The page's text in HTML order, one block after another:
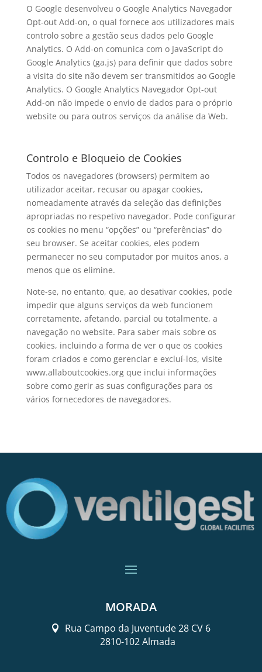
O Google desenvolveu o Google Analytics Navegador
Opt-out Add-on, o qual fornece aos utilizadores mais
controlo sobre a gestão seus dados pelo Google
Analytics. O Add-on comunica com o JavaScript do
Google Analytics (ga.js) para definir que dados sobre
a visita do site não devem ser transmitidos ao Google
Analytics. O Google Analytics Navegador Opt-out
Add-on não impede o envio de dados para o próprio
website ou para outros serviços da análise da Web.
Controlo e Bloqueio de Cookies
Todos os navegadores (browsers) permitem ao
utilizador aceitar, recusar ou apagar cookies,
nomeadamente através da seleção das definições
apropriadas no respetivo navegador. Pode configurar
os cookies no menu “opções” ou “preferências” do
seu browser. Se aceitar cookies, eles podem
permanecer no seu computador por muitos anos, a
menos que os elimine.
Note-se, no entanto, que, ao desativar cookies, pode
impedir que alguns serviços da web funcionem
corretamente, afetando, parcial ou totalmente, a
navegação no website. Para saber mais sobre os
cookies, incluindo a forma de ver o que os cookies
foram criados e como gerenciar e excluí-los, visite
www.allaboutcookies.org que inclui informações
sobre como gerir as suas configurações para os
vários fornecedores de navegadores.
MORADA
Rua Campo da Juventude 28 CV 6
2810-102 Almada